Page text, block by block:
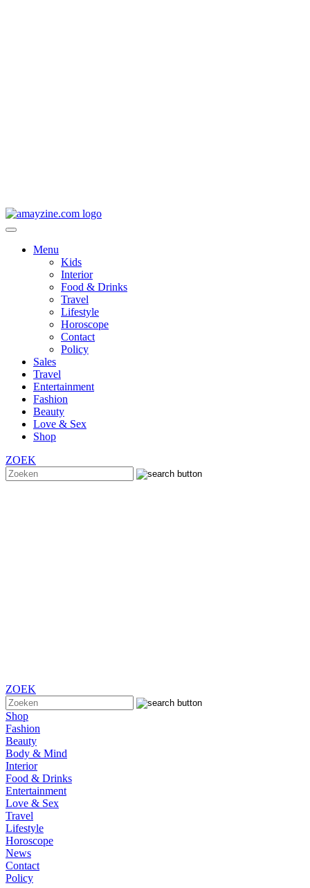
Menu
Kids
Interior
Food & Drinks
Travel
Lifestyle
Horoscope
Contact
Policy
Sales
Travel
Entertainment
Fashion
Beauty
Love & Sex
Shop
ZOEK
ZOEK
Shop
Fashion
Beauty
Body & Mind
Interior
Food & Drinks
Entertainment
Love & Sex
Travel
Lifestyle
Horoscope
News
Contact
Policy